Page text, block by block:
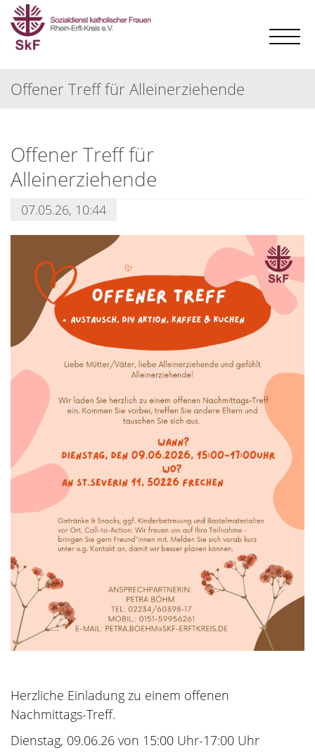
Offener Treff für Alleinerziehende
Offener Treff für
Alleinerziehende
07.05.26, 10:44
Herzliche Einladung zu einem offenen
Nachmittags-Treff.
Dienstag, 09.06.26 von 15:00 Uhr-17:00 Uhr